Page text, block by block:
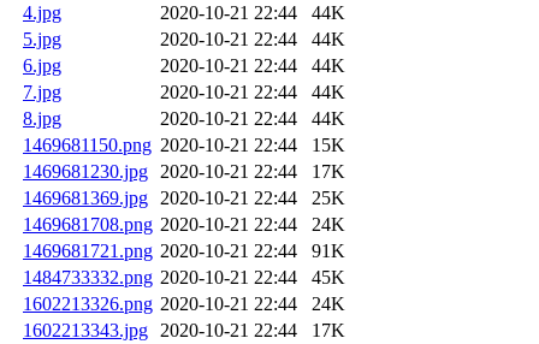
4.jpg
2020-10-21 22:44
44K
5.jpg
2020-10-21 22:44
44K
6.jpg
2020-10-21 22:44
44K
7.jpg
2020-10-21 22:44
44K
8.jpg
2020-10-21 22:44
44K
1469681150.png 2020-10-21 22:44
15K
1469681230.jpg
2020-10-21 22:44
17K
1469681369.jpg
2020-10-21 22:44
25K
1469681708.png 2020-10-21 22:44
24K
1469681721.png 2020-10-21 22:44
91K
1484733332.png 2020-10-21 22:44
45K
1602213326.png 2020-10-21 22:44
24K
1602213343.jpg
2020-10-21 22:44
17K